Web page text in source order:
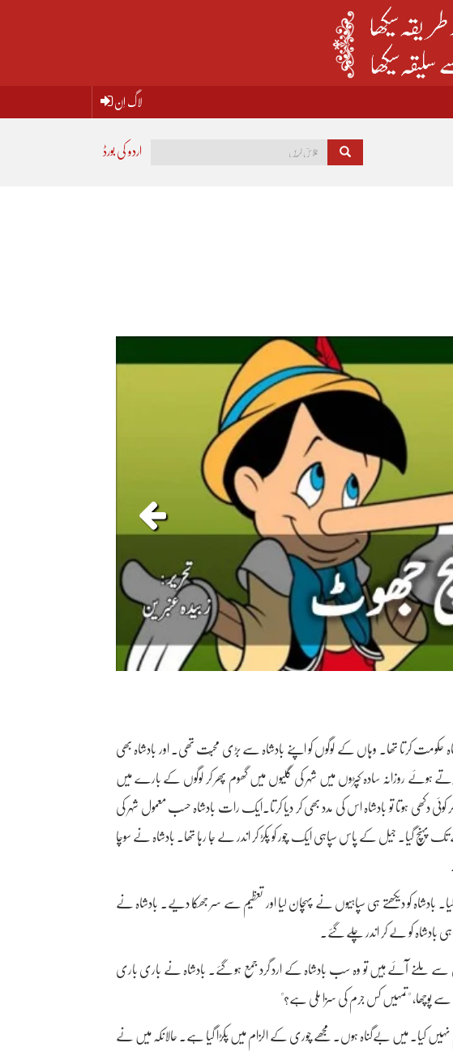
لاگ اِن
اردو کی بورڈ
کرتا تھا۔ وہاں کے لوگوں کو اپنے بادشاہ سے بڑی محبّت تھی۔ اور بادشاہ بھی
کرتے ہوئے روزانہ سادہ کپڑوں میں شہر کی گلیوں میں گھوم پھر کر لوگوں کے بارے میں
دکھی ہوتا تو بادشاہ اس کی مدد بھی کر دیا کرتا۔ایک رات بادشاہ حسب معمول شہر کی
پہنچ گیا۔ جیل کے پاس سپاہی ایک چور کو پکڑ کر اندر لے جا رہا تھا۔ بادشاہ نے سوچا
بادشاہ کو دیکھتے ہی سپاہیوں نے پہچان لیا اور تعظیم سے سر جھکا دیے۔ بادشاہ نے
بادشاہ کو لے کر اندر چلے گئے۔
سے ملنے آئے ہیں تو وہ سب بادشاہ کے ارد گرد جمع ہو گئے۔ بادشاہ نے باری باری
"تمہیں کس جرم کی سزا ملی ہے؟"
نہیں کیا۔ میں بےگناہ ہوں۔ مجھے چوری کے الزام میں پکڑا گیا ہے۔ حالانکہ میں نے